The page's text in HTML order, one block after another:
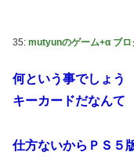
35: mutyunのゲーム+α ブロ
何という事でしょう
キーカードだなんて
仕方ないからＰＳ５